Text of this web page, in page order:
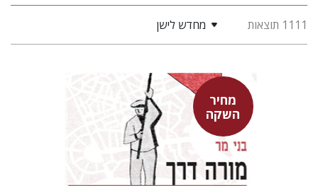
1111 תוצאות מחדש לישן
מחיר
השקה
בני מר